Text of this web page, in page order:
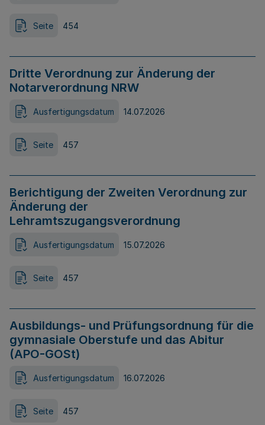
Seite 454
Dritte Verordnung zur Änderung der
Notarverordnung NRW
Ausfertigungsdatum 14.07.2026
Seite 457
Berichtigung der Zweiten Verordnung zur
Änderung der
Lehramtszugangsverordnung
Ausfertigungsdatum 15.07.2026
Seite 457
Ausbildungs- und Prüfungsordnung für die
gymnasiale Oberstufe und das Abitur
(APO-GOSt)
Ausfertigungsdatum 16.07.2026
Seite 457